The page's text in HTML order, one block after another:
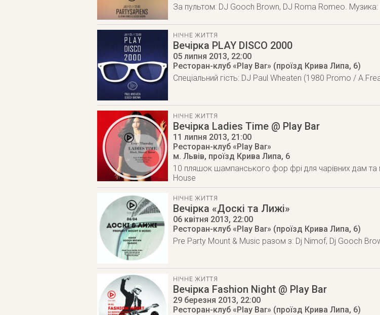
За пультом: DJ Gooch Brown, DJ Roma Romeo. Музика:
НІЧНЕ ЖИТТЯ
Вечірка PLAY DISCO 2000
05 липня 2013, 22:00
Ресторан-клуб «Play Bar» (проїзд Крива Липа, 6)
Спеціальний гість: DJ Paul Wheaten (1980 Promo /
НІЧНЕ ЖИТТЯ
Вечірка Ladies Time @ Play Bar
11 липня 2013, 21:00
Ресторан-клуб «Play Bar»
м. Львів, проїзд Крива Липа, 6
10 пляшок шампанського фор фрі для чарівних дам та
House
НІЧНЕ ЖИТТЯ
Вечірка «Доскі та Лижі»
06 квітня 2013, 22:00
Ресторан-клуб «Play Bar» (проїзд Крива Липа, 6)
Pre Party Mount & Music разом з: Dj Nimof, Dj Gooch
НІЧНЕ ЖИТТЯ
Вечірка Fashion Night @ Play Bar
29 березня 2013, 22:00
Ресторан-клуб «Play Bar» (проїзд Крива Липа, 6)